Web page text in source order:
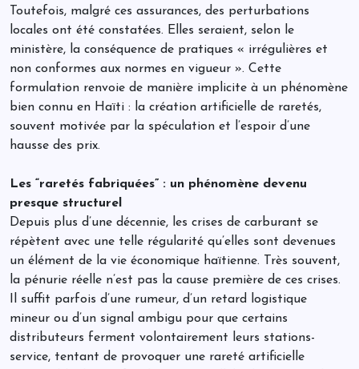
Toutefois, malgré ces assurances, des perturbations
locales ont été constatées. Elles seraient, selon le
ministère, la conséquence de pratiques « irrégulières et
non conformes aux normes en vigueur ». Cette
formulation renvoie de manière implicite à un phénomène
bien connu en Haïti : la création artificielle de raretés,
souvent motivée par la spéculation et l’espoir d’une
hausse des prix.
Les “raretés fabriquées” : un phénomène devenu
presque structurel
Depuis plus d’une décennie, les crises de carburant se
répètent avec une telle régularité qu’elles sont devenues
un élément de la vie économique haïtienne. Très souvent,
la pénurie réelle n’est pas la cause première de ces crises.
Il suffit parfois d’une rumeur, d’un retard logistique
mineur ou d’un signal ambigu pour que certains
distributeurs ferment volontairement leurs stations-
service, tentant de provoquer une rareté artificielle